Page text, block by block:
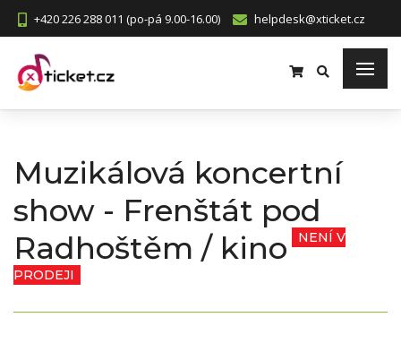
+420 226 288 011 (po-pá 9.00-16.00) helpdesk@xticket.cz
Muzikálová koncertní
show - Frenštát pod
Radhoštěm / kino
NENÍ V
PRODEJI